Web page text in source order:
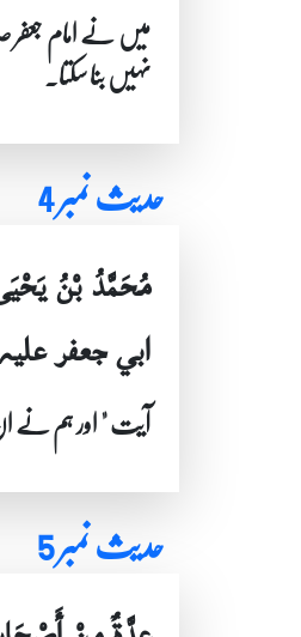
میں نے امام جعفر
نہیں بنا سکتا۔
حدیث نمبر 4
مُحَمَّدُ بْنُ
ابي جعفر
آیت " اور ہم نے
حدیث نمبر 5